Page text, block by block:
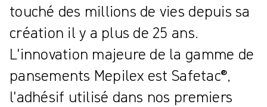
touché des millions de vies depuis sa
création il y a plus de 25 ans.
L'innovation majeure de la gamme de
pansements Mepilex est Safetac®,
l'adhésif utilisé dans nos premiers